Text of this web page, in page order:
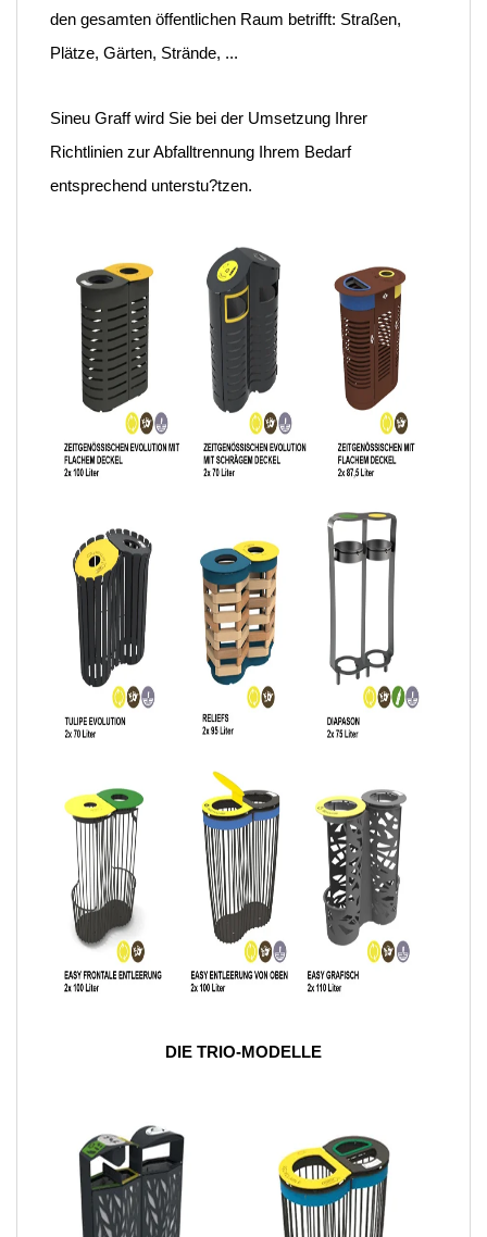
den gesamten öffentlichen Raum betrifft: Straßen,
Plätze, Gärten, Strände, ...
Sineu Graff wird Sie bei der Umsetzung Ihrer
Richtlinien zur Abfalltrennung Ihrem Bedarf
entsprechend unterstu?tzen.
DIE TRIO-MODELLE